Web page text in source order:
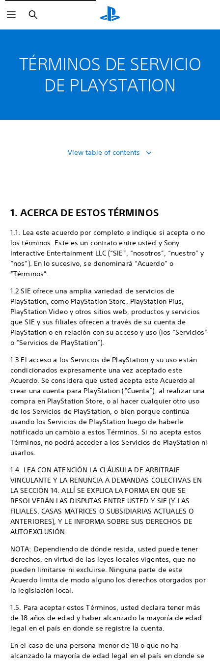
Buscar
TÉRMINOS DE SERVICIO
DE PLAYSTATION
View table of contents
1. ACERCA DE ESTOS TÉRMINOS
1.1. Lea este acuerdo por completo e indique si acepta o no
los términos. Este es un contrato entre usted y Sony
Interactive Entertainment LLC (“SIE”, “nosotros”, “nuestro” y
“nos”). En lo sucesivo, se denominará “Acuerdo” o
“Términos”.
1.2 SIE ofrece una amplia variedad de servicios de
PlayStation, como PlayStation Store, PlayStation Plus,
PlayStation Video y otros sitios web, productos y servicios
que SIE y sus filiales ofrecen a través de su cuenta de
PlayStation o en relación con su acceso y uso (los “Servicios”
o “Servicios de PlayStation”).
1.3 El acceso a los Servicios de PlayStation y su uso están
condicionados expresamente una vez aceptado este
Acuerdo. Se considera que usted acepta este Acuerdo al
crear una cuenta para PlayStation (“Cuenta”), al realizar una
compra en PlayStation Store, o al hacer cualquier otro uso
de los Servicios de PlayStation, o bien porque continúa
usando los Servicios de PlayStation luego de haberle
notificado un cambio a estos Términos. Si no acepta estos
Términos, no podrá acceder a los Servicios de PlayStation ni
usarlos.
1.4. LEA CON ATENCIÓN LA CLÁUSULA DE ARBITRAJE
VINCULANTE Y LA RENUNCIA A DEMANDAS COLECTIVAS EN
LA SECCIÓN 14. ALLÍ SE EXPLICA LA FORMA EN QUE SE
RESOLVERÁN LAS DISPUTAS ENTRE USTED Y SIE (Y LAS
FILIALES, CASAS MATRICES O SUBSIDIARIAS ACTUALES O
ANTERIORES), Y LE INFORMA SOBRE SUS DERECHOS DE
AUTOEXCLUSIÓN.
NOTA: Dependiendo de dónde resida, usted puede tener
derechos, en virtud de las leyes locales vigentes, que no
pueden limitarse ni excluirse. Ninguna parte de este
Acuerdo limita de modo alguno los derechos otorgados por
la legislación local.
1.5. Para aceptar estos Términos, usted declara tener más
de 18 años de edad y haber alcanzado la mayoría de edad
legal en el país en donde se registre la cuenta.
En el caso de una persona menor de 18 o que no ha
alcanzado la mayoría de edad legal en el país en donde se